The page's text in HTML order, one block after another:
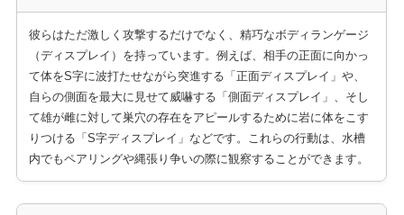
彼らはただ激しく攻撃するだけでなく、精巧なボディランゲージ
（ディスプレイ）を持っています。例えば、相手の正面に向かっ
て体をS字に波打たせながら突進する「正面ディスプレイ」や、
自らの側面を最大に見せて威嚇する「側面ディスプレイ」、そし
て雄が雌に対して巣穴の存在をアピールするために岩に体をこす
りつける「S字ディスプレイ」などです。これらの行動は、水槽
内でもペアリングや縄張り争いの際に観察することができます。